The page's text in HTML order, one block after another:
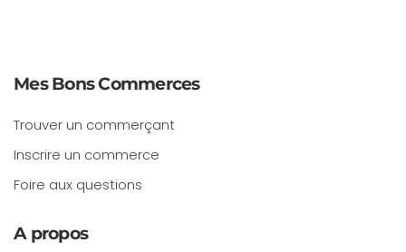
Mes Bons Commerces
Trouver un commerçant
Inscrire un commerce
Foire aux questions
A propos